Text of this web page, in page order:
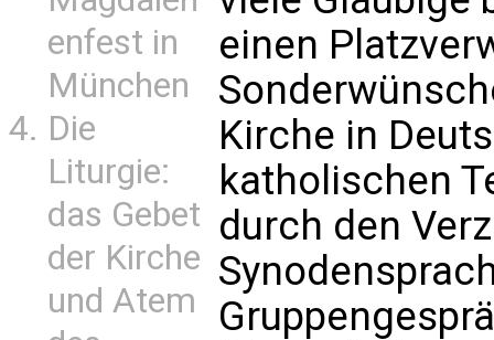
enfest in
München
Die
Liturgie:
das Gebet
der Kirche
und Atem
einen
Kirche in
katholischen
durch den